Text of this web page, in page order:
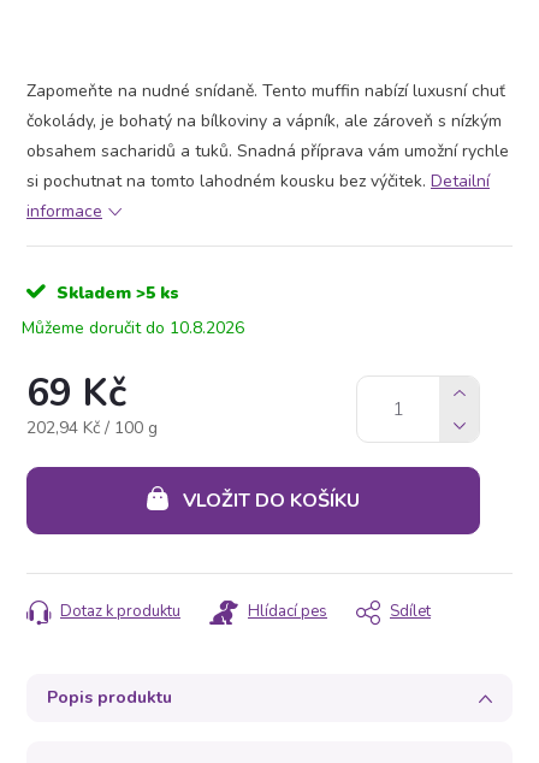
Zapomeňte na nudné snídaně. Tento muffin nabízí luxusní chuť
čokolády, je bohatý na bílkoviny a vápník, ale zároveň s nízkým
obsahem sacharidů a tuků. Snadná příprava vám umožní rychle
si pochutnat na tomto lahodném kousku bez výčitek. Detailní
informace
Skladem >5 ks
10.8.2026
69 Kč
Měrná
202,94 Kč / 100 g
VLOŽIT DO KOŠÍKU
Dotaz k produktu Hlídací pes Sdílet
Popis produktu